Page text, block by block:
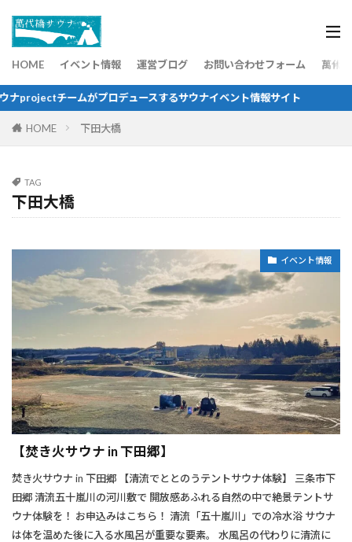
HOME イベント情報 運営ブログ お問い合わせフォーム 萬代
ムがプロデュースするサウナイベント情報サイト
HOME 下田大橋
TAG
下田大橋
イベント情報
【焚き火サウナ in 下田郷】
焚き火サウナ in 下田郷 【清流でととのうテントサウナ体験】 三条市下
田郷 清流五十嵐川の河川敷で 開放感あふれる自然の中で絶景テントサ
ウナ体験を！ お申込みはこちら！ 清流「五十嵐川」での冷水浴 サウナ
は体を温めた後に入る水風呂が重要な要素。 水風呂の代わりに清流に